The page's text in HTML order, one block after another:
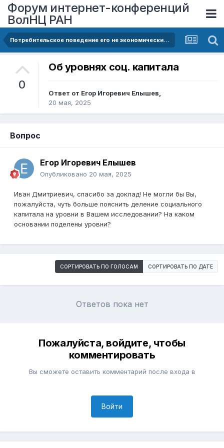
Форум интернет-конференций
ВолНЦ РАН
Потребительское поведение его не экономические детерминанты
0
Об уровнях соц. капитала
Ответ от Егор Игоревич Елышев,
20 мая, 2025
Вопрос
Егор Игоревич Елышев
Опубликовано 20 мая, 2025
Иван Дмитриевич, спасибо за доклад! Не могли бы Вы,
пожалуйста, чуть больше пояснить деление социального
капитала на уровни в Вашем исследовании? На каком
основании поделены уровни?
СОРТИРОВАТЬ ПО ГОЛОСАМ СОРТИРОВАТЬ ПО ДАТЕ
Ответов пока нет
Пожалуйста, войдите, чтобы
комментировать
Вы сможете оставить комментарий после входа в
Войти